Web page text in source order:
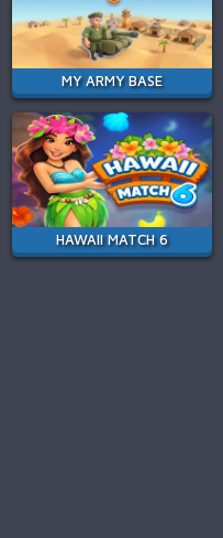
MY ARMY BASE
HAWAII MATCH 6